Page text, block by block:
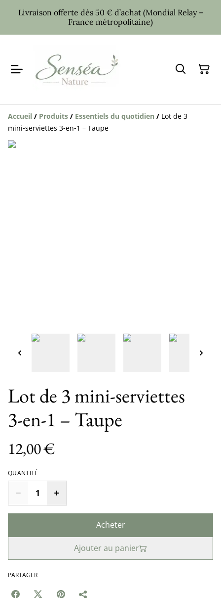
Livraison offerte dès 50 € d’achat (Mondial Relay –
France métropolitaine)
Accueil / Produits / Essentiels du quotidien / Lot de 3
mini‑serviettes 3‑en‑1 – Taupe
Lot de 3 mini‑serviettes
3‑en‑1 – Taupe
12,00 €
QUANTITÉ
Acheter
Ajouter au panier
PARTAGER